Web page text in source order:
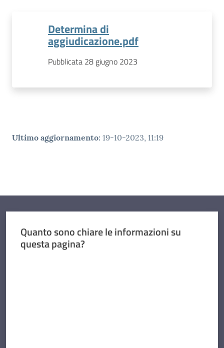
Determina di
aggiudicazione.pdf
Pubblicata 28 giugno 2023
Ultimo aggiornamento: 19-10-2023, 11:19
Quanto sono chiare le informazioni su
questa pagina?